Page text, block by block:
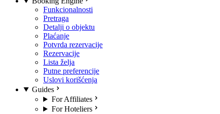
Funkcionalnosti
Pretraga
Detalji o objektu
Plaćanje
Potvrda rezervacije
Rezervacije
Lista želja
Putne preferencije
Uslovi korišćenja
Guides
For Affiliates
For Hoteliers